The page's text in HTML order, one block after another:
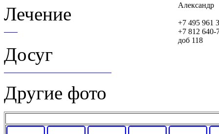
Александр
+7 495 961
+7 812 640-
доб 118
Лечение
Досуг
Другие фото